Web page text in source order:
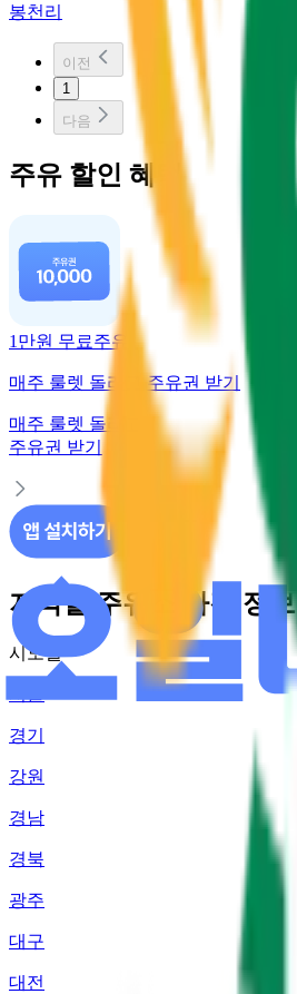
봉천리
이전
1
다음
주유 할인 혜택
1만원 무료주유
매주 룰렛 돌리고 주유권 받기
매주 룰렛 돌리고
주유권 받기
지역별 주유소 가격 정보
시도별
서울
경기
강원
경남
경북
광주
대구
대전